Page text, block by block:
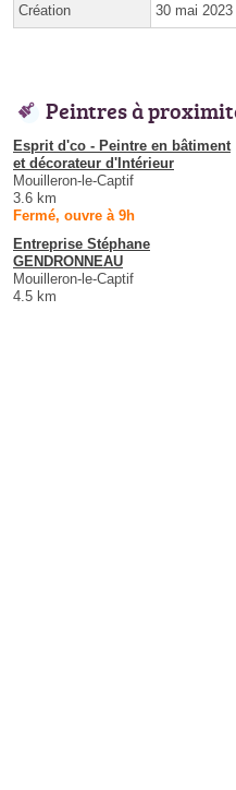
Création 30 mai 2023
Peintres à
Esprit d'co - Peintre en bâtiment
et décorateur d'Intérieur
Mouilleron-le-Captif
3.6 km
Fermé, ouvre à 9h
Entreprise Stéphane
GENDRONNEAU
Mouilleron-le-Captif
4.5 km